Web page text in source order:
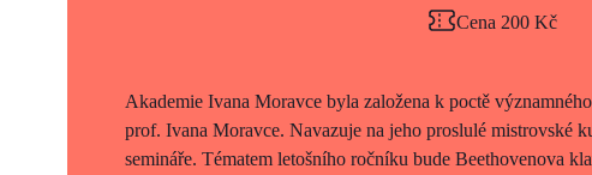
Cena 200 Kč
Akademie Ivana Moravce byla založena k poctě
prof. Ivana Moravce. Navazuje na jeho proslulé mistrovské
semináře. Tématem letošního ročníku bude Beethovenova